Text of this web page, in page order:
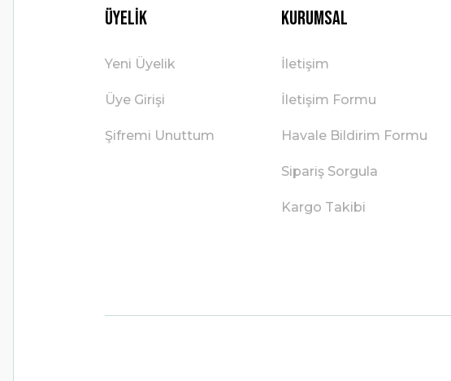
Üyelik
Yeni Üyelik
Üye Girişi
Şifremi Unuttum
Kurumsal
İletişim
İletişim Formu
Havale Bildirim Formu
Sipariş Sorgula
Kargo Takibi